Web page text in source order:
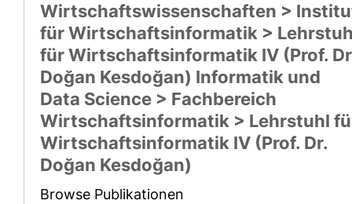
Wirtschaftswissenschaften >
für Wirtschaftsinformatik >
für Wirtschaftsinformatik IV (Prof.
Doğan Kesdoğan) Informatik und
Data Science > Fachbereich
Wirtschaftsinformatik > Lehrstuhl
Wirtschaftsinformatik IV (Prof. Dr.
Doğan Kesdoğan)
Browse Publikationen